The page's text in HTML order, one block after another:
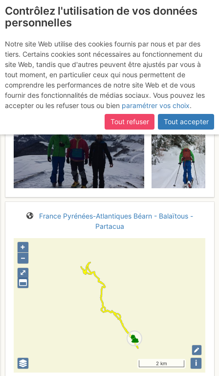
certaines pages ne sont plus accessibles, manquantes ou
incomplètes, déconnectez-vous puis reconnectez-vous à votre
compte sur le site.
Pic de Lasnères : Depuis
Aydius
Vendredi 10 février 2017
France Pyrénées-Atlantiques Béarn - Balaïtous -
Partacua
⤢
+
–
2 km i
Contrôlez l'utilisation de vos données
personnelles
Notre site Web utilise des cookies fournis par nous et par des
tiers. Certains cookies sont nécessaires au fonctionnement du
site Web, tandis que d'autres peuvent être ajustés par vous à
tout moment, en particulier ceux qui nous permettent de
comprendre les performances de notre site Web et de vous
fournir des fonctionnalités de médias sociaux. Vous pouvez les
accepter ou les refuser tous ou bien paramétrer vos choix.
Tout refuser
Tout accepter